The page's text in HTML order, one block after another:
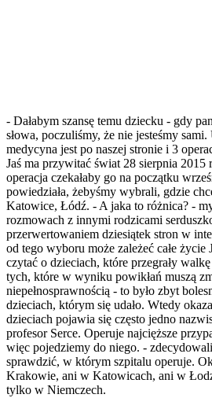
- Dałabym szansę temu dziecku - gdy
słowa, poczuliśmy, że nie jesteśmy
medycyna jest po naszej stronie i 3
Jaś ma przywitać świat 28 sierpnia 2015
operacja czekałaby go na początku
powiedziała, żebyśmy wybrali, gdzie
Katowice, Łódź. - A jaka to różnica? -
rozmowach z innymi rodzicami
przerwertowaniem dziesiątek stron w
od tego wyboru może zależeć całe życie
czytać o dzieciach, które przegrały
tych, które w wyniku powikłań muszą
niepełnosprawnością - to było zbyt
dzieciach, którym się udało. Wtedy
dzieciach pojawia się często jedno
profesor Serce. Operuje najcięższe
więc pojedziemy do niego. -
sprawdzić, w którym szpitalu operuje.
Krakowie, ani w Katowicach, ani w
tylko w Niemczech.